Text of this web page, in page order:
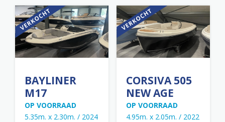
BAYLINER
M17
OP VOORRAAD
5.35m. x 2.30m. / 2024
CORSIVA 505
NEW AGE
OP VOORRAAD
4.95m. x 2.05m. / 2022